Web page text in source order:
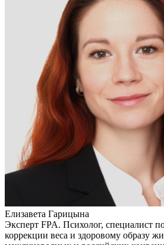
Елизавета Гарицына
Эксперт FPA. Психолог, специалист
коррекции веса и здоровому образу